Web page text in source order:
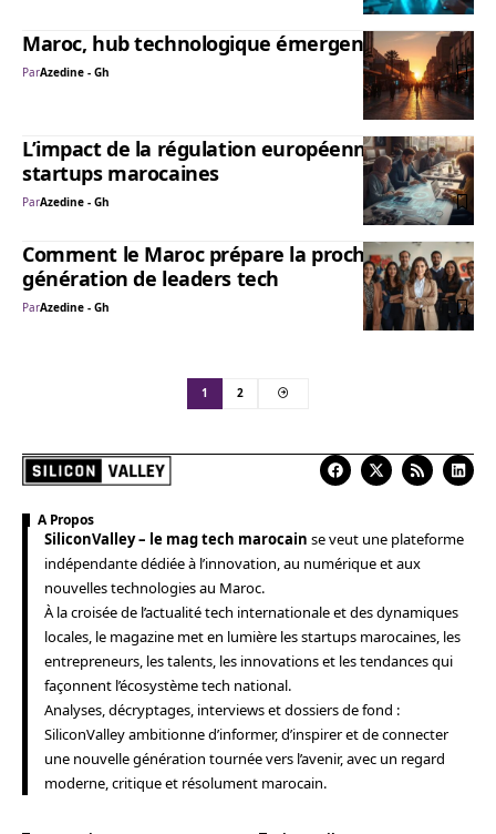
Maroc, hub technologique émergent ?
ParAzedine - Gh
L’impact de la régulation européenne sur les
startups marocaines
ParAzedine - Gh
Comment le Maroc prépare la prochaine
génération de leaders tech
ParAzedine - Gh
1 2
A Propos
SiliconValley – le mag tech marocain se veut une plateforme
indépendante dédiée à l’innovation, au numérique et aux
nouvelles technologies au Maroc.
À la croisée de l’actualité tech internationale et des dynamiques
locales, le magazine met en lumière les startups marocaines, les
entrepreneurs, les talents, les innovations et les tendances qui
façonnent l’écosystème tech national.
Analyses, décryptages, interviews et dossiers de fond :
SiliconValley ambitionne d’informer, d’inspirer et de connecter
une nouvelle génération tournée vers l’avenir, avec un regard
moderne, critique et résolument marocain.